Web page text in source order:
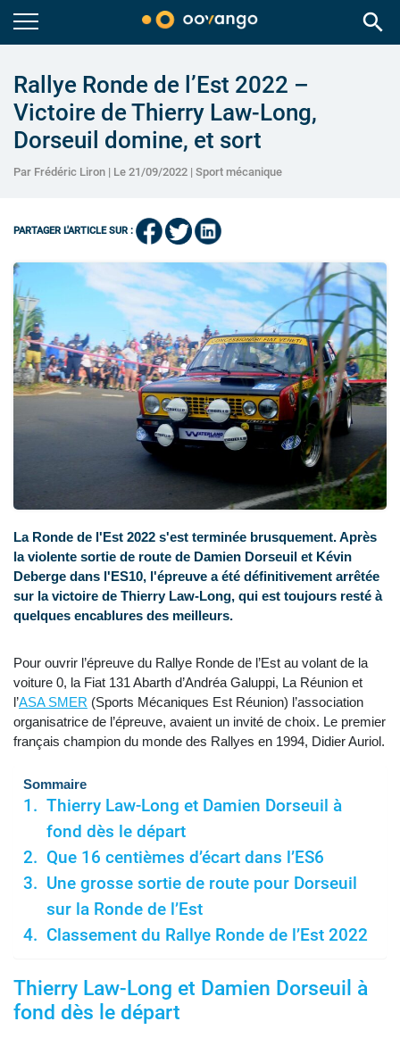
search
Rallye Ronde de l’Est 2022 –
Victoire de Thierry Law-Long,
Dorseuil domine, et sort
Par Frédéric Liron | Le 21/09/2022 | Sport mécanique
PARTAGER L'ARTICLE SUR :
La Ronde de l'Est 2022 s'est terminée brusquement. Après
la violente sortie de route de Damien Dorseuil et Kévin
Deberge dans l'ES10, l'épreuve a été définitivement arrêtée
sur la victoire de Thierry Law-Long, qui est toujours resté à
quelques encablures des meilleurs.
Pour ouvrir l’épreuve du Rallye Ronde de l’Est au volant de la
voiture 0, la Fiat 131 Abarth d’Andréa Galuppi, La Réunion et
l’ASA SMER (Sports Mécaniques Est Réunion) l’association
organisatrice de l’épreuve, avaient un invité de choix. Le premier
français champion du monde des Rallyes en 1994, Didier Auriol.
Sommaire
Thierry Law-Long et Damien Dorseuil à
fond dès le départ
Que 16 centièmes d’écart dans l’ES6
Une grosse sortie de route pour Dorseuil
sur la Ronde de l’Est
Classement du Rallye Ronde de l’Est 2022
Thierry Law-Long et Damien Dorseuil à
fond dès le départ